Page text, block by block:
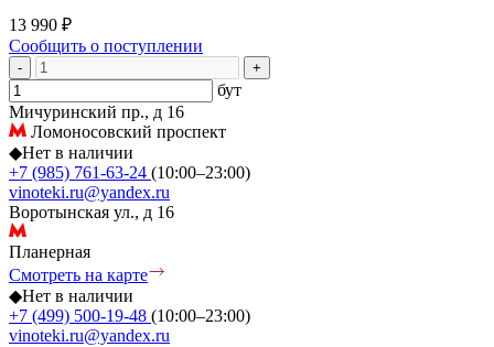
13 990 ₽
Сообщить о поступлении
- +
бут
Мичуринский пр., д 16
Ломоносовский проспект
◆Нет в наличии
+7 (985) 761-63-24 (10:00–23:00)
vinoteki.ru@yandex.ru
Воротынская ул., д 16
Планерная
Смотреть на карте
◆Нет в наличии
+7 (499) 500-19-48 (10:00–23:00)
vinoteki.ru@yandex.ru